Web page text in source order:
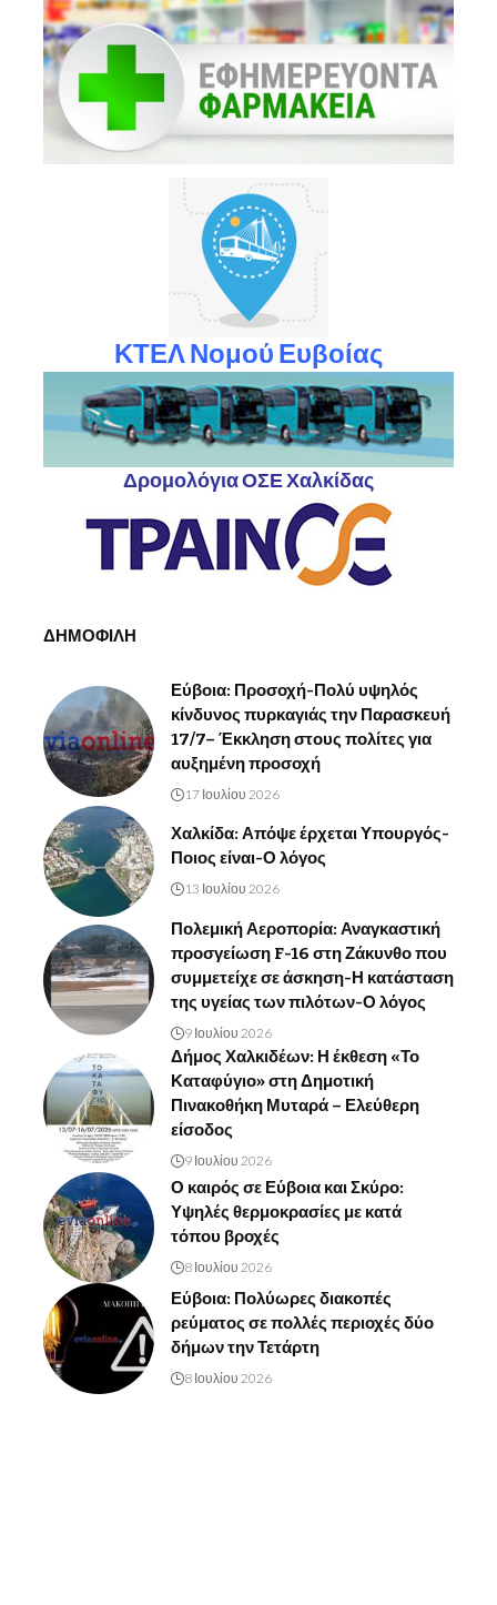
ΚΤΕΛ Νομού Ευβοίας
Δρομολόγια ΟΣΕ Χαλκίδας
ΔΗΜΟΦΙΛΗ
Εύβοια: Προσοχή-Πολύ υψηλός
κίνδυνος πυρκαγιάς την Παρασκευή
17/7– Έκκληση στους πολίτες για
αυξημένη προσοχή
17 Ιουλίου 2026
Χαλκίδα: Απόψε έρχεται Υπουργός-
Ποιος είναι-Ο λόγος
13 Ιουλίου 2026
Πολεμική Αεροπορία: Αναγκαστική
προσγείωση F-16 στη Ζάκυνθο που
συμμετείχε σε άσκηση-Η κατάσταση
της υγείας των πιλότων-Ο λόγος
9 Ιουλίου 2026
Δήμος Χαλκιδέων: Η έκθεση «Το
Καταφύγιο» στη Δημοτική
Πινακοθήκη Μυταρά – Ελεύθερη
είσοδος
9 Ιουλίου 2026
Ο καιρός σε Εύβοια και Σκύρο:
Υψηλές θερμοκρασίες με κατά
τόπου βροχές
8 Ιουλίου 2026
Εύβοια: Πολύωρες διακοπές
ρεύματος σε πολλές περιοχές δύο
δήμων την Τετάρτη
8 Ιουλίου 2026